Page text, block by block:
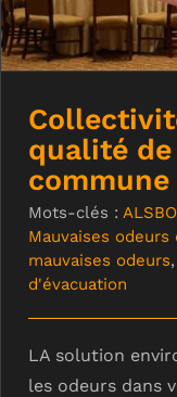
qualité de
commune
Mots-clés :
Mauvaises odeurs
mauvaises odeurs,
d'évacuation
LA solution
les odeurs dans